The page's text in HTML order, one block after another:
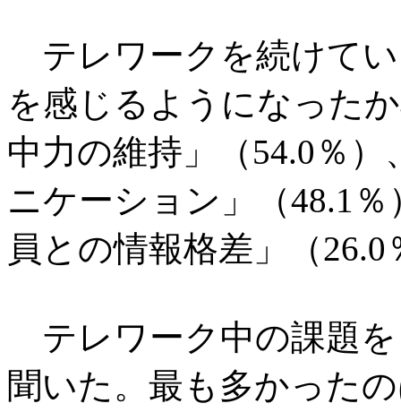
テレワークを続けて
を感じるようになった
中力の維持」（54.0％
ニケーション」（48.1
員との情報格差」（
テレワーク中の課題
聞いた。最も多かった